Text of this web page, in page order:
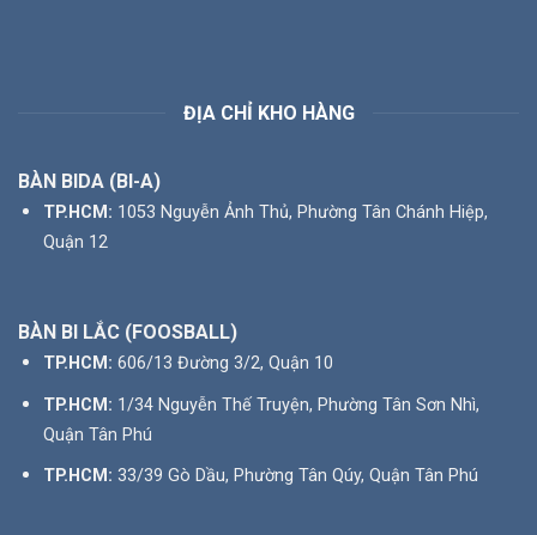
ĐỊA CHỈ KHO HÀNG
BÀN BIDA (BI-A)
TP.HCM: 1053 Nguyễn Ảnh Thủ, Phường Tân Chánh Hiệp,
Quận 12
BÀN BI LẮC (FOOSBALL)
TP.HCM: 606/13 Đường 3/2, Quận 10
TP.HCM: 1/34 Nguyễn Thế Truyện, Phường Tân Sơn Nhì,
Quận Tân Phú
TP.HCM: 33/39 Gò Dầu, Phường Tân Qúy, Quận Tân Phú